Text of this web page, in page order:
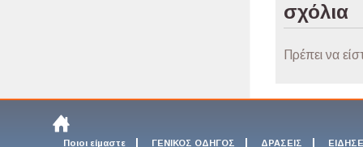
σχόλια
Πρέπει να
Ποιοι είμαστε ΓΕΝΙΚΟΣ ΟΔΗΓΟΣ ΔΡΑΣΕΙΣ